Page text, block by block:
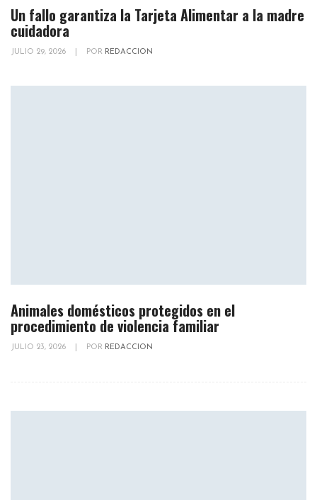
Un fallo garantiza la Tarjeta Alimentar a la madre
cuidadora
JULIO 29, 2026 POR REDACCION
Animales domésticos protegidos en el
procedimiento de violencia familiar
JULIO 23, 2026 POR REDACCION